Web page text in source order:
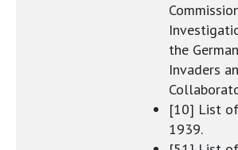
the
Invaders
[10] List
1939.